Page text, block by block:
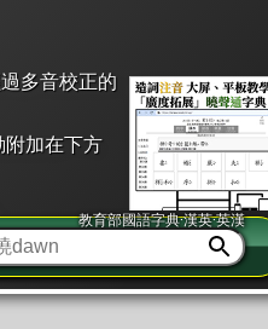
多音校正的
附加在下方
詢「同注音」或「同筆畫」。
連續查詢」此字詞的解釋，不
教育部國語字典·漢英·英漢